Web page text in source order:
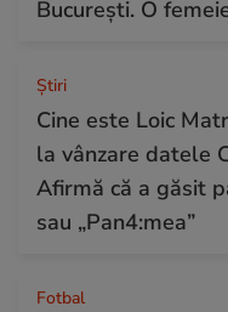
București. O
Ştiri
Cine este Loic
la vânzare datele
Afirmă că a găsit
sau „Pan4:mea”
Fotbal